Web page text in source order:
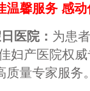
馨服务 感动
医院： 为患
妇产医院权
量专家服务。